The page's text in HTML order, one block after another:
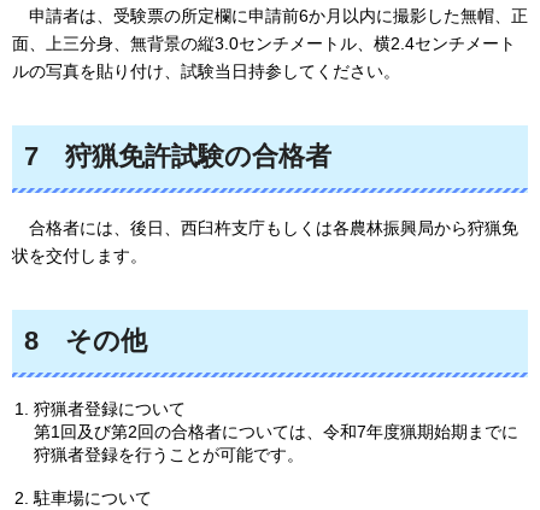
申請者は、受験票の所定欄に申請前6か月以内に撮影した無帽、正
面、上三分身、無背景の縦3.0センチメートル、横2.4センチメート
ルの写真を貼り付け、試験当日持参してください。
7 狩猟免許試験の合格者
合格者には、後日、西臼杵支庁もしくは各農林振興局から狩猟免
状を交付します。
8 その他
狩猟者登録について
第1回及び第2回の合格者については、令和7年度猟期始期までに
狩猟者登録を行うことが可能です。
駐車場について